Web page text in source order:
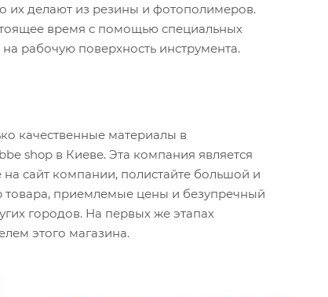
их делают из резины и фотополимеров.
время с помощью специальных
рабочую поверхность инструмента.
качественные материалы в
shop в Киеве. Эта компания является
сайт компании, полистайте большой и
товара, приемлемые цены и безупречный
городов. На первых же этапах
этого магазина.